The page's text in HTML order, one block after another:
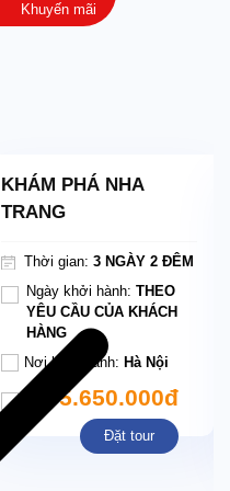
Khuyến mãi
KHÁM PHÁ NHA
TRANG
Thời gian: 3 NGÀY 2 ĐÊM
Ngày khởi hành: THEO
YÊU CẦU CỦA KHÁCH
HÀNG
Nơi khởi hành: Hà Nội
Giá:5.650.000đ
Đặt tour